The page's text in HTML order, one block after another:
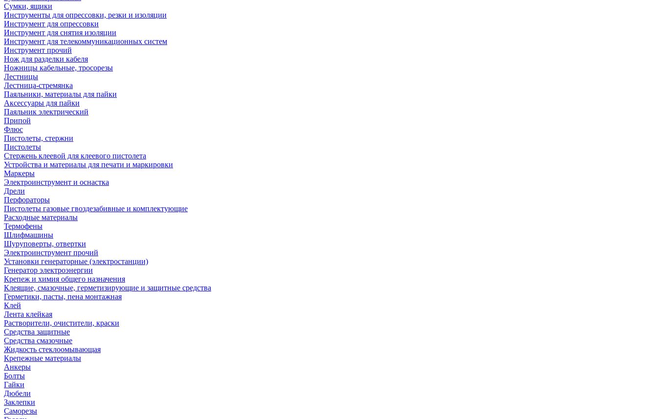
Сумки, ящики
Инструменты для опрессовки, резки и изоляции
Инструмент для опрессовки
Инструмент для снятия изоляции
Инструмент для телекоммуникационных систем
Инструмент прочий
Нож для разделки кабеля
Ножницы кабельные, тросорезы
Лестницы
Лестница-стремянка
Паяльники, материалы для пайки
Аксессуары для пайки
Паяльник электрический
Припой
Флюс
Пистолеты, стержни
Пистолеты
Стержень клеевой для клеевого пистолета
Устройства и материалы для печати и маркировки
Маркеры
Электроинструмент и оснастка
Дрели
Перфораторы
Пистолеты газовые гвоздезабивные и комплектующие
Расходные материалы
Термофены
Шлифмашины
Шуруповерты, отвертки
Электроинструмент прочий
Установки генераторные (электростанции)
Генератор электроэнергии
Крепеж и химия общего назначения
Клеящие, смазочные, герметизирующие и защитные средства
Герметики, пасты, пена монтажная
Клей
Лента клейкая
Растворители, очистители, краски
Средства защитные
Средства смазочные
Жидкость стеклоомывающая
Крепежные материалы
Анкеры
Болты
Гайки
Дюбели
Заклепки
Саморезы